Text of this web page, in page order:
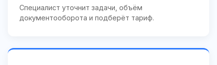
Специалист уточнит задачи, объём
документооборота и подберёт тариф.